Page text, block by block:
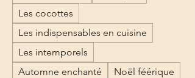
Les cocottes
Les indispensables en cuisine
Les intemporels
Automne enchanté
Noël féérique